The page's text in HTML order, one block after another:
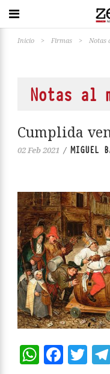
Inicio > Firmas > Notas
Notas al
Cumplida
02 Feb 2021 / MIGUEL